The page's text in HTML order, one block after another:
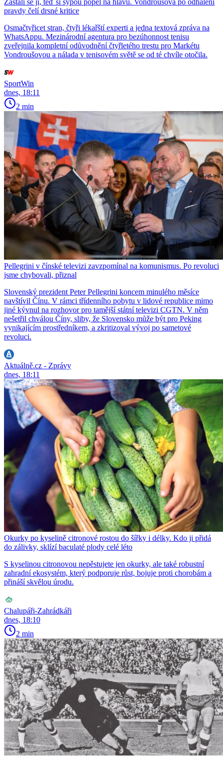
pravdy čelí drsné kritice
Osmačtyřicet stran, čtyři lékařští experti a jedna textová zpráva na
WhatsAppu. Mezinárodní agentura pro bezúhonnost tenisu
zveřejnila kompletní odůvodnění čtyřletého trestu pro Markétu
Vondroušovou a nálada v tenisovém světě se od té chvíle otočila.
SportWin
dnes, 18:11
2 min
Pellegrini v čínské televizi zavzpomínal na komunismus. Po revoluci
jsme chybovali, přiznal
Slovenský prezident Peter Pellegrini koncem minulého měsíce
navštívil Čínu. V rámci třídenního pobytu v lidové republice mimo
jiné kývnul na rozhovor pro tamější státní televizi CGTN. V něm
nešetřil chválou Číny, sliby, že Slovensko může být pro Peking
vynikajícím prostředníkem, a zkritizoval vývoj po sametové
revoluci.
Aktuálně.cz - Zprávy
dnes, 18:11
Okurky po kyselině citronové rostou do šířky i délky. Kdo ji přidá
do zálivky, sklízí baculaté plody celé léto
S kyselinou citronovou nepěstujete jen okurky, ale také robustní
zahradní ekosystém, který podporuje růst, bojuje proti chorobám a
přináší skvělou úrodu.
Chalupáři-Zahrádkáři
dnes, 18:10
2 min